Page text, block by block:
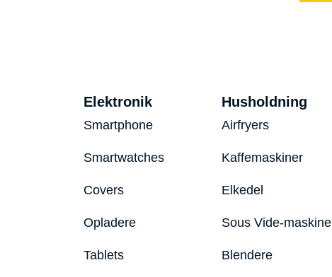
Elektronik
Smartphone
Smartwatches
Covers
Opladere
Tablets
Husholdning
Airfryers
Kaffemaskiner
Elkedel
Sous Vide-maskine
Blendere